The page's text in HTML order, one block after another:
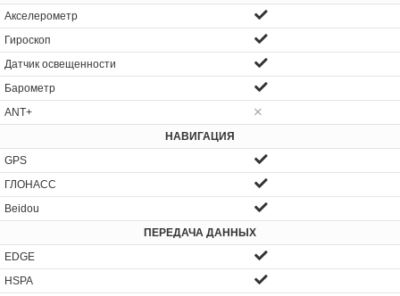
Акселерометр
Гироскоп
Датчик освещенности
Барометр
ANT+
НАВИГАЦИЯ
GPS
ГЛОНАСС
Beidou
ПЕРЕДАЧА ДАННЫХ
EDGE
HSPA